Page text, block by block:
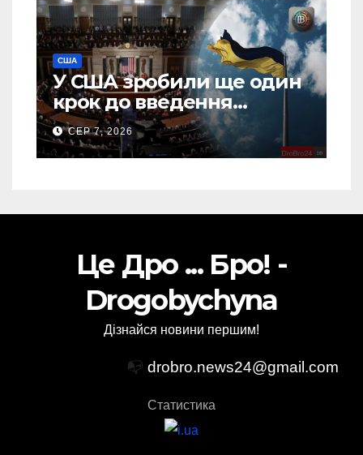
США
У США зробили ще один
крок до введення
“пекельних санкцій”
проти Росії
СЕР 7, 2026
Це Дро ... Бро! -
Drogobychyna
Дізнайся новини першим!
📭 drobro.news24@gmail.com
Статистика